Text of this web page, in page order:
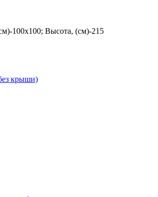
100x100; Высота, (см)-215